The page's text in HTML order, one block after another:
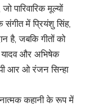
पारिवारिक मूल्यों
संगीत में प्रियंशु सिंह,
है, जबकि गीतों को
यादव और अभिषेक
आर ओ रंजन सिन्हा
कहानी के रूप में